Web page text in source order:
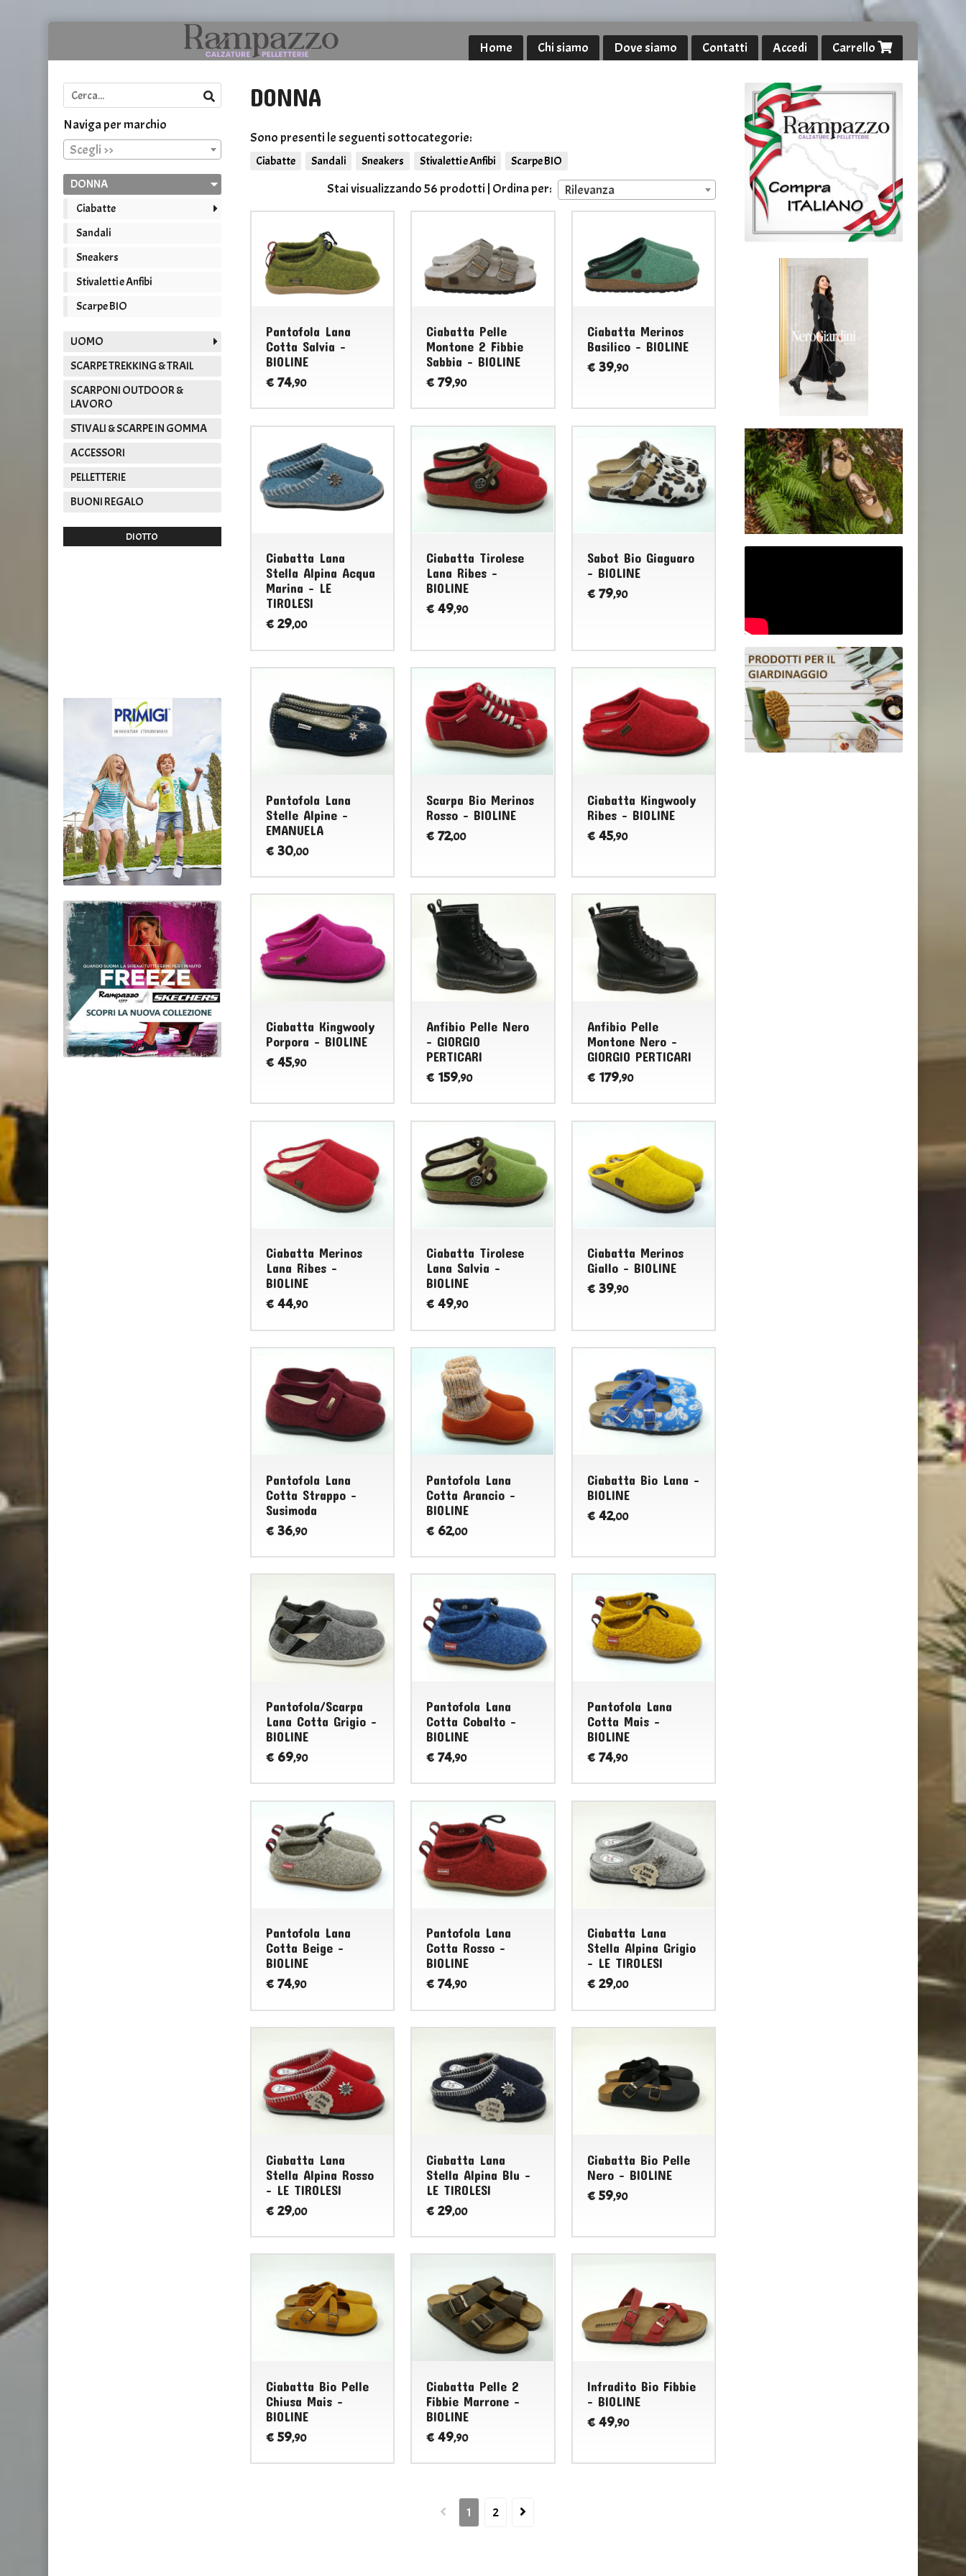
Home Chi siamo Dove siamo Contatti Accedi Carrello
DONNA
Sono presenti le seguenti sottocategorie:
Ciabatte Sandali Sneakers Stivaletti e Anfibi Scarpe BIO
Stai visualizzando 56 prodotti | Ordina per: Rilevanza
Pantofola Lana
Cotta Salvia -
BIOLINE
€ 74,90
Ciabatta Pelle
Montone 2 Fibbie
Sabbia - BIOLINE
€ 79,90
Ciabatta Merinos
Basilico - BIOLINE
€ 39,90
Ciabatta Lana
Stella Alpina Acqua
Marina - LE
TIROLESI
€ 29,00
Ciabatta Tirolese
Lana Ribes -
BIOLINE
€ 49,90
Sabot Bio Giaguaro
- BIOLINE
€ 79,90
Pantofola Lana
Stelle Alpine -
EMANUELA
€ 30,00
Scarpa Bio Merinos
Rosso - BIOLINE
€ 72,00
Ciabatta Kingwooly
Ribes - BIOLINE
€ 45,90
Ciabatta Kingwooly
Porpora - BIOLINE
€ 45,90
Anfibio Pelle Nero
- GIORGIO
PERTICARI
€ 159,90
Anfibio Pelle
Montone Nero -
GIORGIO PERTICARI
€ 179,90
Ciabatta Merinos
Lana Ribes -
BIOLINE
€ 44,90
Ciabatta Tirolese
Lana Salvia -
BIOLINE
€ 49,90
Ciabatta Merinos
Giallo - BIOLINE
€ 39,90
Pantofola Lana
Cotta Strappo -
Susimoda
€ 36,90
Pantofola Lana
Cotta Arancio -
BIOLINE
€ 62,00
Ciabatta Bio Lana -
BIOLINE
€ 42,00
Pantofola/Scarpa
Lana Cotta Grigio -
BIOLINE
€ 69,90
Pantofola Lana
Cotta Cobalto -
BIOLINE
€ 74,90
Pantofola Lana
Cotta Mais -
BIOLINE
€ 74,90
Pantofola Lana
Cotta Beige -
BIOLINE
€ 74,90
Pantofola Lana
Cotta Rosso -
BIOLINE
€ 74,90
Ciabatta Lana
Stella Alpina Grigio
- LE TIROLESI
€ 29,00
Ciabatta Lana
Stella Alpina Rosso
- LE TIROLESI
€ 29,00
Ciabatta Lana
Stella Alpina Blu -
LE TIROLESI
€ 29,00
Ciabatta Bio Pelle
Nero - BIOLINE
€ 59,90
Ciabatta Bio Pelle
Chiusa Mais -
BIOLINE
€ 59,90
Ciabatta Pelle 2
Fibbie Marrone -
BIOLINE
€ 49,90
Infradito Bio Fibbie
- BIOLINE
€ 49,90
1 2
Naviga per marchio
Scegli >>
DONNA
Ciabatte
Sandali
Sneakers
Stivaletti e Anfibi
Scarpe BIO
UOMO
SCARPE TREKKING & TRAIL
SCARPONI OUTDOOR &
LAVORO
STIVALI & SCARPE IN GOMMA
ACCESSORI
PELLETTERIE
BUONI REGALO
GRONELL LE TIROLESI